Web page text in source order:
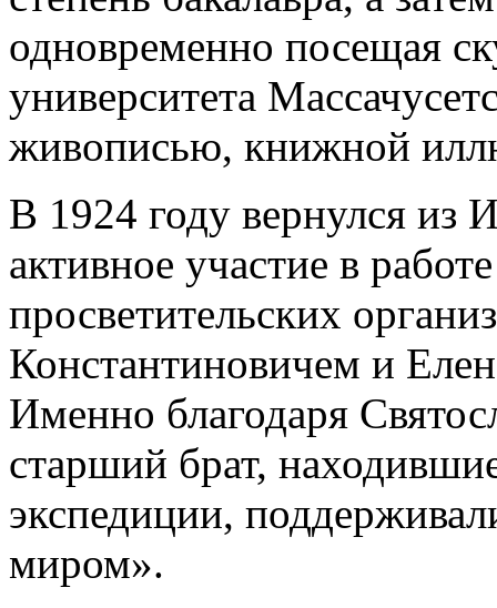
одновременно посещая
университета
живописью, книжной
В 1924 году вернулся
активное участие в
просветительских
Константиновичем и
Именно благодаря
старший брат,
экспедиции,
миром».